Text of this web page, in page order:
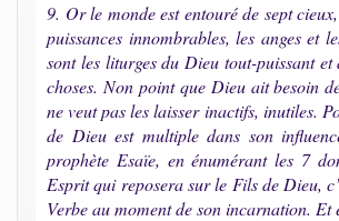
9. Or le monde est entouré de sept
puissances innombrables, les anges et
sont les liturges du Dieu tout-puissant et
choses. Non point que Dieu ait besoin
ne veut pas les laisser inactifs, inutiles.
de Dieu est multiple dans son
prophète Esaïe, en énumérant les 7
Esprit qui reposera sur le Fils de Dieu,
Verbe au moment de son incarnation. Et